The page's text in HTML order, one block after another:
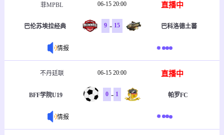
菲MPBL 06-15 20:00 直播中
巴伦苏埃拉经典 9 - 15 巴科洛德土蕃
情报
不丹廷联 06-15 20:00 直播中
BFF学院U19 0 - 1 帕罗FC
情报